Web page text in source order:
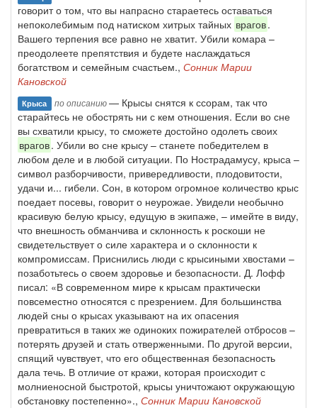
говорит о том, что вы напрасно стараетесь оставаться
непоколебимым под натиском хитрых тайных врагов.
Вашего терпения все равно не хватит. Убили комара –
преодолеете препятствия и будете наслаждаться
богатством и семейным счастьем., Сонник Марии
Кановской
Крыса по описанию— Крысы снятся к ссорам, так что
старайтесь не обострять ни с кем отношения. Если во сне
вы схватили крысу, то сможете достойно одолеть своих
врагов. Убили во сне крысу – станете победителем в
любом деле и в любой ситуации. По Нострадамусу, крыса –
символ разборчивости, привередливости, плодовитости,
удачи и... гибели. Сон, в котором огромное количество крыс
поедает посевы, говорит о неурожае. Увидели необычно
красивую белую крысу, едущую в экипаже, – имейте в виду,
что внешность обманчива и склонность к роскоши не
свидетельствует о силе характера и о склонности к
компромиссам. Приснились люди с крысиными хвостами –
позаботьтесь о своем здоровье и безопасности. Д. Лофф
писал: «В современном мире к крысам практически
повсеместно относятся с презрением. Для большинства
людей сны о крысах указывают на их опасения
превратиться в таких же одиноких пожирателей отбросов –
потерять друзей и стать отверженными. По другой версии,
спящий чувствует, что его общественная безопасность
дала течь. В отличие от кражи, которая происходит с
молниеносной быстротой, крысы уничтожают окружающую
обстановку постепенно»., Сонник Марии Кановской